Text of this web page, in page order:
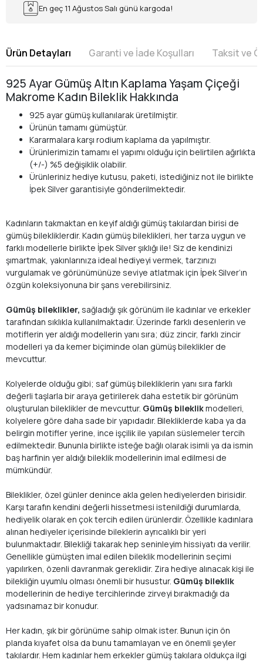
En geç 11 Ağustos Salı günü kargoda!
Ürün Detayları Garanti ve İade Koşulları Taksit ve
925 Ayar Gümüş Altın Kaplama Yaşam Çiçeği
Makrome Kadın Bileklik Hakkında
925 ayar gümüş kullanılarak üretilmiştir.
Ürünün tamamı gümüştür.
Kararmalara karşı rodium kaplama da yapılmıştır.
Ürünlerimizin tamamı el yapımı olduğu için belirtilen ağırlıkta
(+/-) %5 değişiklik olabilir.
Ürünleriniz hediye kutusu, paketi, istediğiniz not ile birlikte
İpek Silver garantisiyle gönderilmektedir.
Kadınların takmaktan en keyif aldığı gümüş takılardan birisi de
gümüş bilekliklerdir. Kadın gümüş bileklikleri, her tarza uygun ve
farklı modellerle birlikte İpek Silver şıklığı ile! Siz de kendinizi
şımartmak, yakınlarınıza ideal hediyeyi vermek, tarzınızı
vurgulamak ve görünümünüze seviye atlatmak için İpek Silver’ın
özgün koleksiyonuna bir şans verebilirsiniz.
Gümüş bileklikler, sağladığı şık görünüm ile kadınlar ve erkekler
tarafından sıklıkla kullanılmaktadır. Üzerinde farklı desenlerin ve
motiflerin yer aldığı modellerin yanı sıra; düz zincir, farklı zincir
modelleri ya da kemer biçiminde olan gümüş bileklikler de
mevcuttur.
Kolyelerde olduğu gibi; saf gümüş bilekliklerin yanı sıra farklı
değerli taşlarla bir araya getirilerek daha estetik bir görünüm
oluşturulan bileklikler de mevcuttur. Gümüş bileklikmodelleri,
kolyelere göre daha sade bir yapıdadır. Bilekliklerde kaba ya da
belirgin motifler yerine, ince işçilik ile yapılan süslemeler tercih
edilmektedir. Bununla birlikte isteğe bağlı olarak isimli ya da ismin
baş harfinin yer aldığı bileklik modellerinin imal edilmesi de
mümkündür.
Bileklikler, özel günler denince akla gelen hediyelerden birisidir.
Karşı tarafın kendini değerli hissetmesi istenildiği durumlarda,
hediyelik olarak en çok tercih edilen ürünlerdir. Özellikle kadınlara
alınan hediyeler içerisinde bileklerin ayrıcalıklı bir yeri
bulunmaktadır. Bilekliği takarak hep seninleyim hissiyatı da verilir.
Genellikle gümüşten imal edilen bileklik modellerinin seçimi
yapılırken, özenli davranmak gereklidir. Zira hediye alınacak kişi ile
bilekliğin uyumlu olması önemli bir husustur. Gümüş bileklik
modellerinin de hediye tercihlerinde zirveyi bırakmadığı da
yadsınamaz bir konudur.
Her kadın, şık bir görünüme sahip olmak ister. Bunun için ön
planda kıyafet olsa da bunu tamamlayan ve en önemli şeyler
takılardır. Hem kadınlar hem erkekler gümüş takılara oldukça ilgi